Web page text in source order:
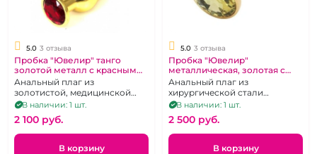
5.0 3 отзыва
Пробка "Ювелир" танго
золотой металл с красным
кристаллом s
Анальный плаг из
золотистой, медицинской
стали, грушевидной формы, с
ярко-алым кристаллом
"Рубин". Размер М.
В наличии: 1 шт.
2 100 pуб.
В корзину
5.0 3 отзыва
Пробка "Ювелир"
металлическая, золотая с
желтым кристаллом размер
М
Анальный плаг из
хирургической стали
золотого цвета, украшенный
жёлтым кристаллом. Размер
M.
В наличии: 1 шт.
2 500 pуб.
В корзину